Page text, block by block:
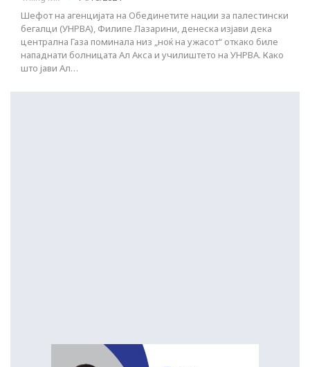
Шефот на агенцијата на Обединетите нации за палестински
бегалци (УНРВА), Филипе Лазарини, денеска изјави дека
централна Газа поминала низ „ноќ на ужасот“ откако биле
нападнати болницата Ал Акса и училиштето на УНРВА. Како
што јави Ал…